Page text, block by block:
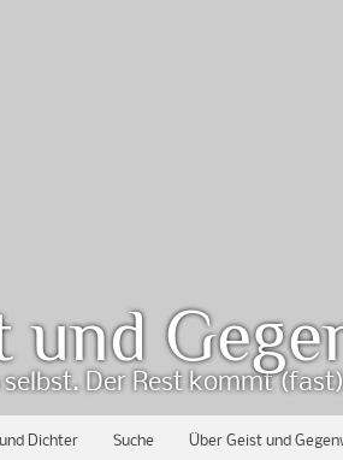
Dichter Suche Über Geist und
und
selbst. Der Rest kommt